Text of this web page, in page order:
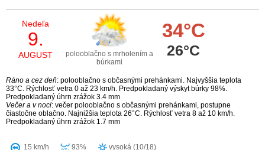
Nedeľa
9.
AUGUST
polooblačno s mrholením a
búrkami
34°C
26°C
Ráno a cez deň: polooblačno s občasnými prehánkami. Najvyššia teplota
33°C. Rýchlosť vetra 0 až 23 km/h. Predpokladaný výskyt búrky 98%.
Predpokladaný úhrn zrážok 3.4 mm
Večer a v noci: večer polooblačno s občasnými prehánkami, postupne
čiastočne oblačno. Najnižšia teplota 26°C. Rýchlosť vetra 8 až 10 km/h.
Predpokladaný úhrn zrážok 1.7 mm
15 km/h 93% vysoká (10/18)